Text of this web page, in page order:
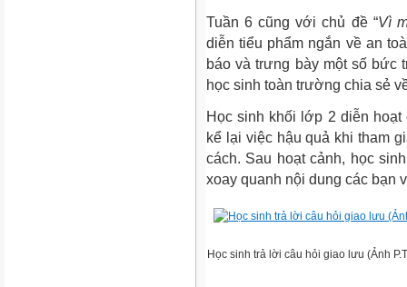
Tuần 6 cũng với chủ đề “Vì
diễn tiểu phẩm ngắn về an
báo và trưng bày một số bức
học sinh toàn trường chia sẻ
Học sinh khối lớp 2 diễn hoạt
kể lại việc hậu quả khi tham
cách. Sau hoạt cảnh, học
xoay quanh nội dung các bạn
Học sinh trả lời câu hỏi giao lưu (Ảnh